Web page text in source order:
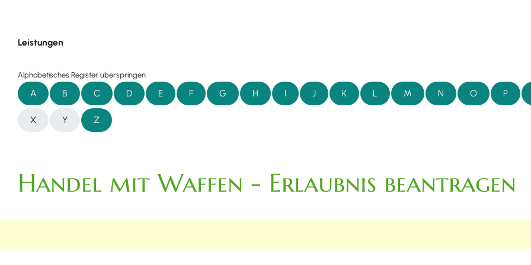
Leistungen
Alphabetisches Register überspringen
A B C D E F G H I J K L M N O P
X Y Z
Handel mit Waffen - Erlaubnis beantragen